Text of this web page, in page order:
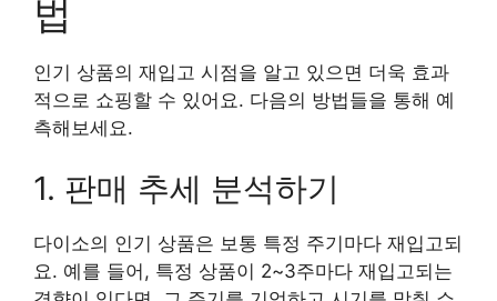
법
인기 상품의 재입고 시점을 알고 있으면 더욱 효과
적으로 쇼핑할 수 있어요. 다음의 방법들을 통해 예
측해보세요.
1. 판매 추세 분석하기
다이소의 인기 상품은 보통 특정 주기마다 재입고되
요. 예를 들어, 특정 상품이 2~3주마다 재입고되는